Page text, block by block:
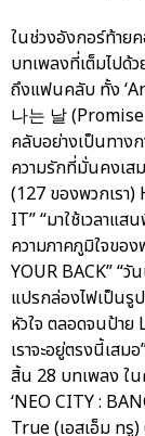
ในช่วงอังกอร์ท้าย
บทเพลงที่เต็มไปด้
ถึงแฟนคลับ ทั้ง
나는 날
คลับอย่างเป็นทาง
ความรักที่มั่นคงเส
(127 ของพวกเรา)
IT” “มาใช้เวลาแ
ความภาคภูมิใจของ
YOUR BACK” “วั
แปรกล่องไฟเป็นรู
หัวใจ ตลอดจนป้าย
เราจะอยู่ตรงนี้เสม
สิ้น 28 บทเพลง ใ
‘NEO CITY :
True (เอสเอ็ม ทรู